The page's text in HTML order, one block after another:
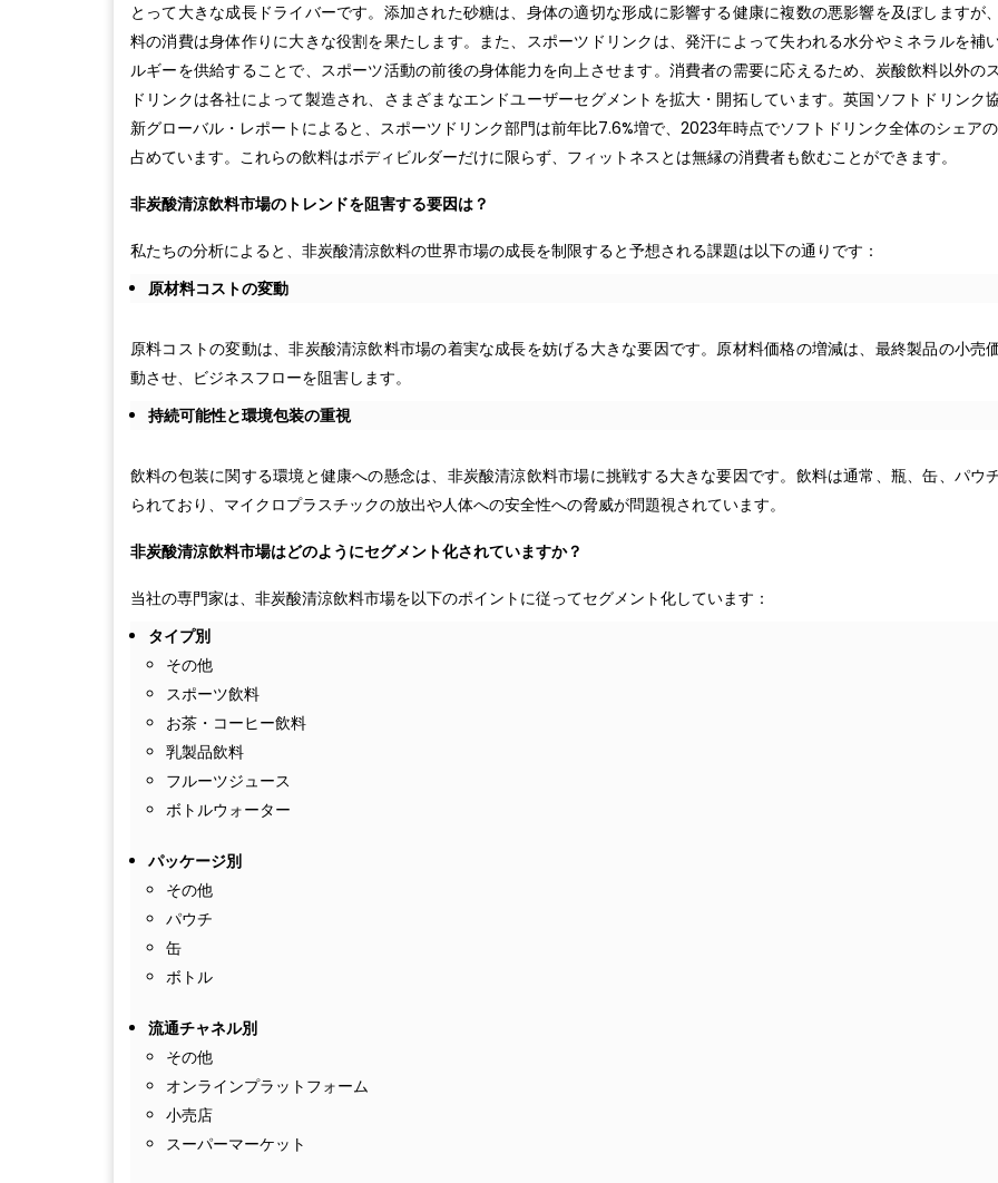
とって大きな成長ドライバーです。添加された砂糖は、身体の適切な形成に影響する健康に複数の悪影響を及ぼしますが
料の消費は身体作りに大きな役割を果たします。また、スポーツドリンクは、発汗によって失われる水分やミネラルを補
ルギーを供給することで、スポーツ活動の前後の身体能力を向上させます。消費者の需要に応えるため、炭酸飲料以外の
ドリンクは各社によって製造され、さまざまなエンドユーザーセグメントを拡大・開拓しています。英国ソフトドリンク
新グローバル・レポートによると、スポーツドリンク部門は前年比7.6%増で、2023年時点でソフトドリンク全体のシェア
占めています。これらの飲料はボディビルダーだけに限らず、フィットネスとは無縁の消費者も飲むことができます。
非炭酸清涼飲料市場のトレンドを阻害する要因は？
私たちの分析によると、非炭酸清涼飲料の世界市場の成長を制限すると予想される課題は以下の通りです：
原材料コストの変動
原料コストの変動は、非炭酸清涼飲料市場の着実な成長を妨げる大きな要因です。原材料価格の増減は、最終製品の小売
動させ、ビジネスフローを阻害します。
持続可能性と環境包装の重視
飲料の包装に関する環境と健康への懸念は、非炭酸清涼飲料市場に挑戦する大きな要因です。飲料は通常、瓶、缶、パウ
られており、マイクロプラスチックの放出や人体への安全性への脅威が問題視されています。
非炭酸清涼飲料市場はどのようにセグメント化されていますか？
当社の専門家は、非炭酸清涼飲料市場を以下のポイントに従ってセグメント化しています：
タイプ別
その他
スポーツ飲料
お茶・コーヒー飲料
乳製品飲料
フルーツジュース
ボトルウォーター
パッケージ別
その他
パウチ
缶
ボトル
流通チャネル別
その他
オンラインプラットフォーム
小売店
スーパーマーケット